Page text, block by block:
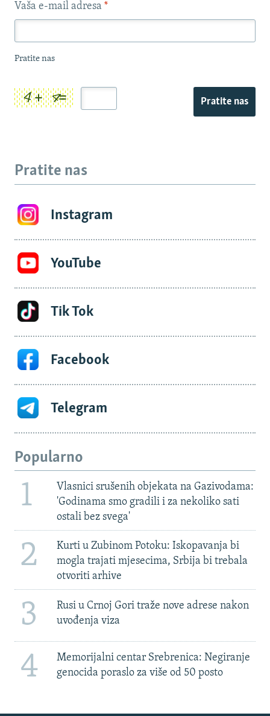
Vaša e-mail adresa *
Pratite nas
Pratite nas
Pratite nas
Instagram
YouTube
Tik Tok
Facebook
Telegram
Popularno
1
Vlasnici srušenih objekata na Gazivodama:
'Godinama smo gradili i za nekoliko sati
ostali bez svega'
2
Kurti u Zubinom Potoku: Iskopavanja bi
mogla trajati mjesecima, Srbija bi trebala
otvoriti arhive
3
Rusi u Crnoj Gori traže nove adrese nakon
uvođenja viza
4
Memorijalni centar Srebrenica: Negiranje
genocida poraslo za više od 50 posto